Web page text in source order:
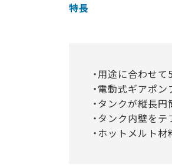
特長
・用途に合わせ
・電動式ギアポ
・タンクが縦長
・タンク内壁を
・ホットメルト